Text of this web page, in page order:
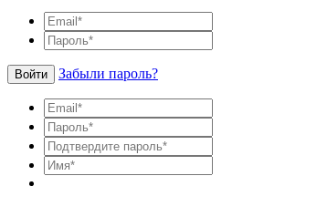
Войти Забыли пароль?